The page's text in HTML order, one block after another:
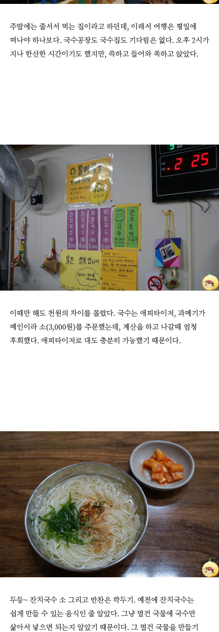
주말에는 줄서서 먹는 집이라고 하던데, 이래서 여행은 평일에
떠나야 하나보다. 국수공장도 국수집도 기다림은 없다. 오후 2시가
지나 한산한 시간이기도 했지만, 쓱하고 들어와 쏙하고 앉았다.
이때만 해도 천원의 차이를 몰랐다. 국수는 애피타이저, 과메기가
메인이라 소(3,000원)를 주문했는데, 계산을 하고 나갈때 엄청
후회했다. 애피타이저로 대도 충분히 가능했기 때문이다.
두둥~ 잔치국수 소 그리고 반찬은 깍두기. 예전에 잔치국수는
쉽게 만들 수 있는 음식인 줄 알았다. 그냥 멀건 국물에 국수만
삶아서 넣으면 되는지 알았기 때문이다. 그 멀건 국물을 만들기